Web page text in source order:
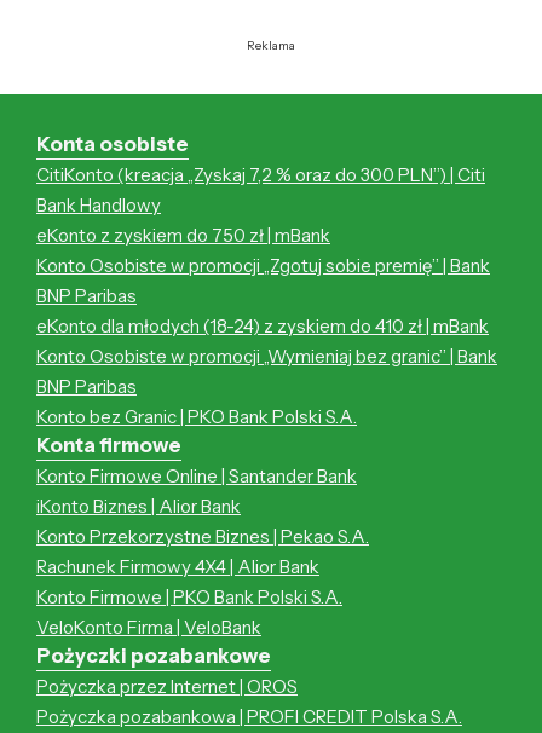
Reklama
Konta osobiste
CitiKonto (kreacja „Zyskaj 7,2 % oraz do 300 PLN”) | Citi
Bank Handlowy
eKonto z zyskiem do 750 zł | mBank
Konto Osobiste w promocji „Zgotuj sobie premię” | Bank
BNP Paribas
eKonto dla młodych (18-24) z zyskiem do 410 zł | mBank
Konto Osobiste w promocji „Wymieniaj bez granic” | Bank
BNP Paribas
Konto bez Granic | PKO Bank Polski S.A.
Konta firmowe
Konto Firmowe Online | Santander Bank
iKonto Biznes | Alior Bank
Konto Przekorzystne Biznes | Pekao S.A.
Rachunek Firmowy 4X4 | Alior Bank
Konto Firmowe | PKO Bank Polski S.A.
VeloKonto Firma | VeloBank
Pożyczki pozabankowe
Pożyczka przez Internet | OROS
Pożyczka pozabankowa | PROFI CREDIT Polska S.A.